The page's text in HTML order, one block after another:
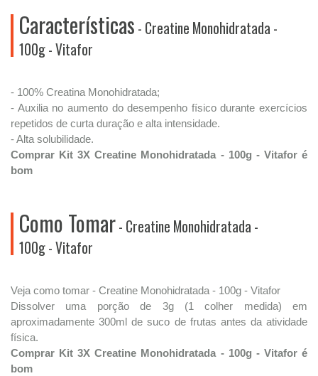
Características - Creatine Monohidratada -
100g - Vitafor
- 100% Creatina Monohidratada;
- Auxilia no aumento do desempenho físico durante exercícios
repetidos de curta duração e alta intensidade.
- Alta solubilidade.
Comprar Kit 3X Creatine Monohidratada - 100g - Vitafor é
bom
Como Tomar- Creatine Monohidratada -
100g - Vitafor
Veja como tomar - Creatine Monohidratada - 100g - Vitafor
Dissolver uma porção de 3g (1 colher medida) em
aproximadamente 300ml de suco de frutas antes da atividade
física.
Comprar Kit 3X Creatine Monohidratada - 100g - Vitafor é
bom